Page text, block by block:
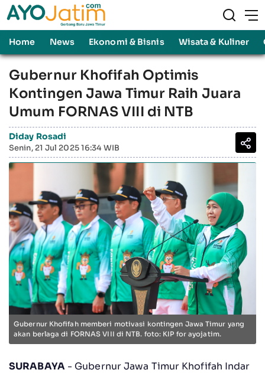
Home News Ekonomi & Bisnis Wisata & Kuliner
Gubernur Khofifah Optimis
Kontingen Jawa Timur Raih Juara
Umum FORNAS VIII di NTB
Diday Rosadi
Senin, 21 Jul 2025 16:34 WIB
Gubernur Khofifah memberi motivasi kontingen Jawa Timur yang
akan berlaga di FORNAS VIII di NTB. foto: KIP for ayojatim.
SURABAYA- Gubernur Jawa Timur Khofifah Indar